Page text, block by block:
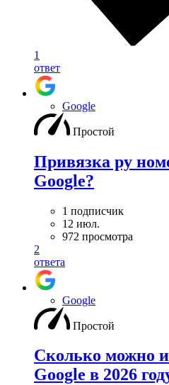
1
ответ
Google
Простой
Привязка ру
Google?
1 подписчик
12 июл.
972 просмотра
2
ответа
Google
Простой
Сколько можно
Google в 2026